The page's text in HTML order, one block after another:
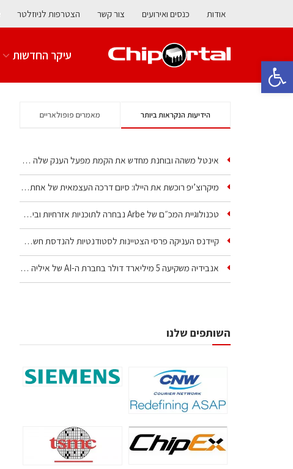
פתח סרגל נגישות
אודות כנסים ואירועים צור קשר הצטרפות לניוזלטר
עיקר החדשות
הידיעות הנקראות ביותר מאמרים פופולאריים
אינטל משהה ובוחנת מחדש את הקמת מפעל הענק שלה בקריית גת
מיקרוצ’יפ רוכשת את היילו: סיום דרכה העצמאית של אחת…
טכנולוגיית המכ״ם של Arbe נבחרה לתוכניות אזרחיות וביטחוניות
קיידנס העניקה פרסי הצטיינות לסטודנטיות להנדסת חשמל ופיזיקה
אנבידיה משקיעה 5 מיליארד דולר בחברת ה-AI של איליה סוצקבר
השותפים שלנו